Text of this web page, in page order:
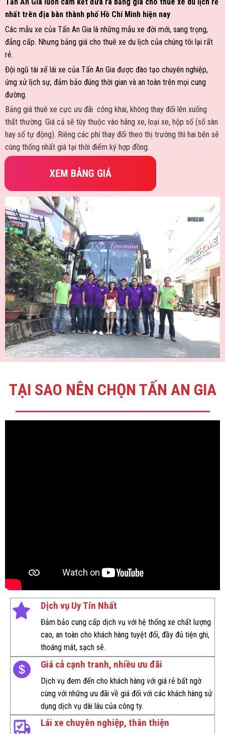
nhất trên địa bàn thành phố Hồ Chí Minh hiện nay
Các mẫu xe của Tấn An Gia là những mẫu xe đời mới, sang trọng,
đẳng cấp. Nhưng bảng giá cho thuê xe du lịch của chúng tôi lại rất
rẻ.
Đội ngũ tài xế lái xe của Tấn An Gia được đào tạo chuyên nghiệp,
ứng xử lịch sự, đảm bảo đúng thời gian và an toàn trên mọi cung
đường.
Bảng giá thuê xe cực ưu đãi công khai, không thay đổi lên xuống
thất thường. Giá cả sẽ tùy thuộc vào hãng xe, loại xe, hộp số (số sàn
hay số tự động). Riêng các phí thay đổi theo thị trường thì hai bên sẽ
cùng thống nhất giá tại thời điểm ký hợp đồng.
XEM BẢNG GIÁ
TẠI SAO NÊN CHỌN TẤN AN GIA
Dịch vụ Uy Tín Nhất
Đảm bảo cung cấp dịch vụ với hệ thống xe chất lượng
cao, an toàn cho khách hàng tuyệt đối, đầy đủ tiện ghi,
thoáng mát, sạch sẽ.
Giá cả cạnh tranh, nhiều ưu đãi
Dịch vụ đem đến cho khách hàng với giá rẻ bất ngờ
cùng với những ưu đãi về giá đối với các khách hàng sử
dụng dịch vụ dài lâu của công ty.
Lái xe chuyên nghiệp, thân thiện